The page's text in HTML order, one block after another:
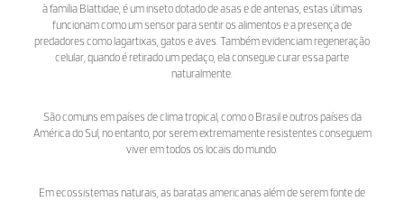
à família Blattidae, é um inseto dotado de asas e de antenas, estas últimas
funcionam como um sensor para sentir os alimentos e a presença de
predadores como lagartixas, gatos e aves. Também evidenciam regeneração
celular, quando é retirado um pedaço, ela consegue curar essa parte
naturalmente.
São comuns em países de clima tropical, como o Brasil e outros países da
América do Sul, no entanto, por serem extremamente resistentes conseguem
viver em todos os locais do mundo.
Em ecossistemas naturais, as baratas americanas além de serem fonte de